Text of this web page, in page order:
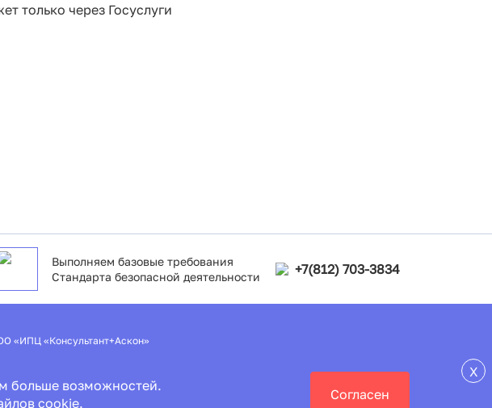
только через Госуслуги
X
больше возможностей.
cookie.
Согласен
Выполняем базовые требования
Стандарта безопасной деятельности
+7(812) 703-3834
«ИПЦ «Консультант+Аскон»
конфиденциальности
оценка условий труда